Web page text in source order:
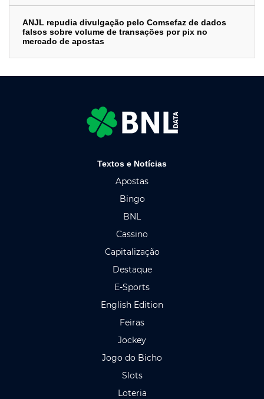
ANJL repudia divulgação pelo Comsefaz de dados
falsos sobre volume de transações por pix no
mercado de apostas
Textos e Notícias
Apostas
Bingo
BNL
Cassino
Capitalização
Destaque
E-Sports
English Edition
Feiras
Jockey
Jogo do Bicho
Slots
Loteria